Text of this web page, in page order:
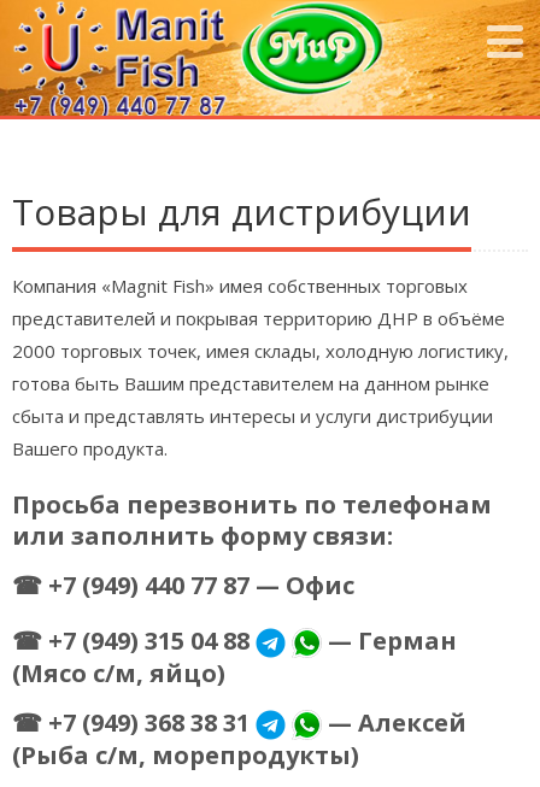
Товары для дистрибуции
Компания «Magnit Fish» имея собственных торговых
представителей и покрывая территорию ДНР в объёме
2000 торговых точек, имея склады, холодную логистику,
готова быть Вашим представителем на данном рынке
сбыта и представлять интересы и услуги дистрибуции
Вашего продукта.
Просьба перезвонить по телефонам
или заполнить форму связи:
☎ +7 (949) 440 77 87 — Офис
☎ +7 (949) 315 04 88
— Герман
(Мясо с/м, яйцо)
☎ +7 (949) 368 38 31
— Алексей
(Рыба с/м, морепродукты)